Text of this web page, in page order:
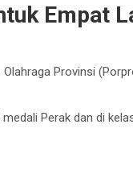
Empat
Provinsi
Perak dan di